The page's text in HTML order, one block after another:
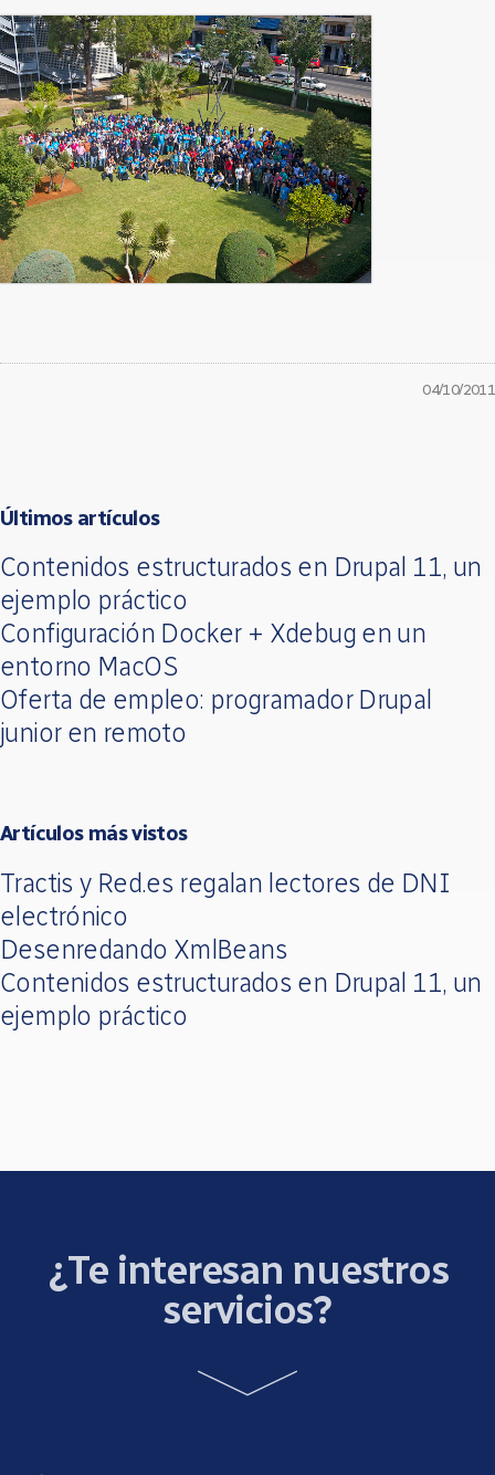
04/10/2011
Últimos artículos
Contenidos estructurados en Drupal 11, un
ejemplo práctico
Configuración Docker + Xdebug en un
entorno MacOS
Oferta de empleo: programador Drupal
junior en remoto
Artículos más vistos
Tractis y Red.es regalan lectores de DNI
electrónico
Desenredando XmlBeans
Contenidos estructurados en Drupal 11, un
ejemplo práctico
¿Te interesan nuestros
servicios?